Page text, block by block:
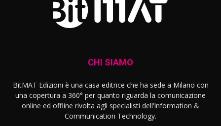
CHI SIAMO
BitMAT Edizioni è una casa editrice che ha sede a Milano con
una copertura a 360° per quanto riguarda la comunicazione
online ed offline rivolta agli specialisti dell'lnformation &
Communication Technology.